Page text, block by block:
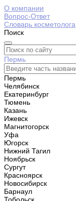
О компании
Вопрос-Ответ
Словарь косметолога
Поиск
Пермь
Пермь
Челябинск
Екатеринбург
Тюмень
Казань
Ижевск
Магнитогорск
Уфа
Югорск
Нижний Тагил
Ноябрьск
Сургут
Красноярск
Новосибирск
Барнаул